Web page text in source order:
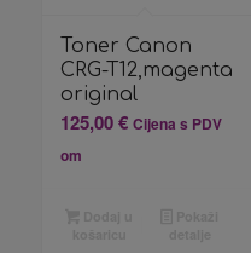
Toner Canon
CRG-T12,magenta
original
125,00€ Cijena s PDV
om